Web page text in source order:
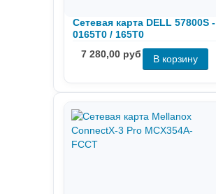
Сетевая карта DELL 57800S -
0165T0 / 165T0
7 280,00 руб